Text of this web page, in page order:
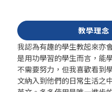
教學理念
我認為有趣的學生教起來亦
是用功學習的學生而言，能
不需要努力，但我喜歡看到
文納入到他們的日常生活之